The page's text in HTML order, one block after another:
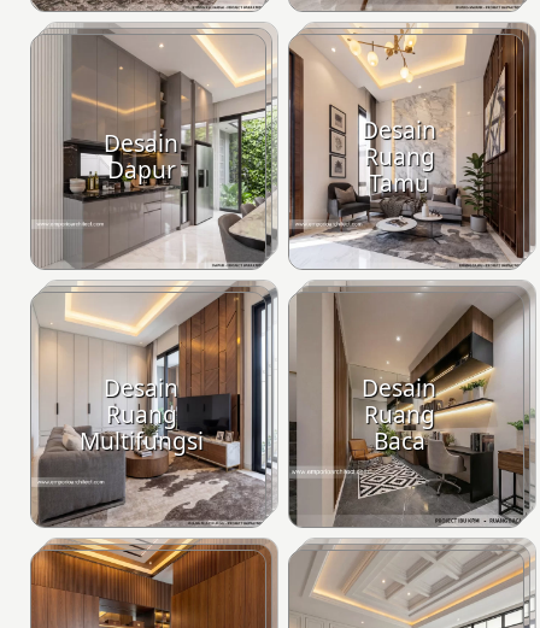
Desain
Dapur
Desain
Ruang
Tamu
Desain
Ruang
Multifungsi
Desain
Ruang
Baca